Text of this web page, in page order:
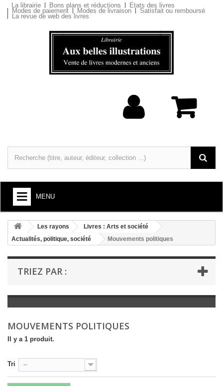
La librairie Bons plans et réductions Etats des livres
Modes de paiement Modes de livraison Satisfait ou remboursé
La revue de web des livres
MENU
+
LIVRES : ARTS ET SOCIÉTÉ
+
LIVRES : LITTÉRATURE
+
LIVRES : JEUNESSE
LIVRES ANCIENS AVANT 1900
Les rayons
Livres : Arts et société
Actualités, politique, société
Mouvements politiques
TRIEZ PAR :
MOUVEMENTS POLITIQUES
Il y a 1 produit.
Tri --